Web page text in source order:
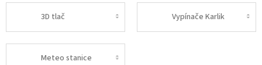
3D tlač Vypínače Karlik
Meteo stanice